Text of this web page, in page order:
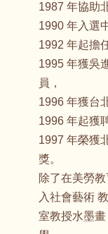
1987 年協助
1990 年入選
1992 年起擔
1995 年獲吳
員，
1996 年獲台
1996 年起獲
1997 年榮獲
獎。
除了在美勞
入社會藝術
室教授水墨